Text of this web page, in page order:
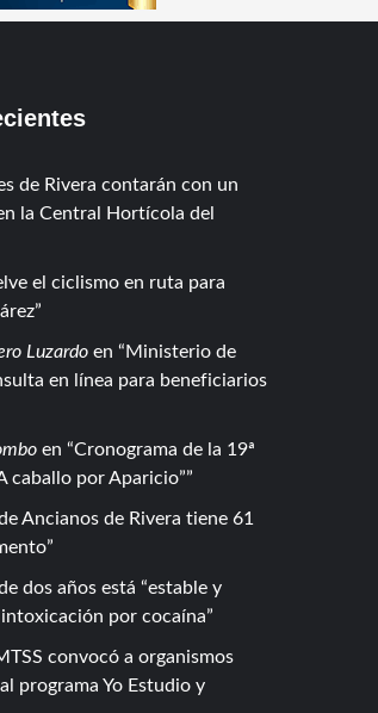
de Rivera contarán con un
la Central Hortícola del
el ciclismo en ruta para
Luzardoen
Ministerio de
en línea para beneficiarios
en
Cronograma de la 19ª
caballo por Aparicio”
Ancianos de Rivera tiene 61
dos años está “estable y
por cocaína
convocó a organismos
programa Yo Estudio y